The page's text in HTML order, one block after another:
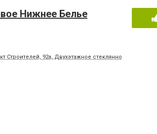
Нижнее Белье
Строителей, 92а, Двухэтажное стеклянное здание